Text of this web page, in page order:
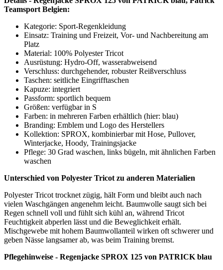
geben Nässe langsamer ab, was beim Training bremst.
Pflegehinweise - Regenjacke SPROX 125 von PATRICK blau
Wasche die Regenjacke SPROX 125 von PATRICK bei 30 Grad
mit ähnlichen Farben und verzichte auf Weichspüler. Bügle die
Jacke links und hänge sie nach dem Training locker auf, damit die
wasserabweisende Oberfläche lange aktiv bleibt. Reinige
Verschmutzungen zeitnah und schließe den Reißverschluss vor dem
Waschen.
Hersteller: Patrick Teamsport, Belgien 9700 Oudenaarde Lindestraat
Allgemeine Hinweise zur Bestellung
DieVersandkosten
werden innerhalb Deutschlands versandkostenfrei
Weitere Informationen zu den Lieferbedingungen >
Mehr Informationen
Rückruf anfordern
Preisen